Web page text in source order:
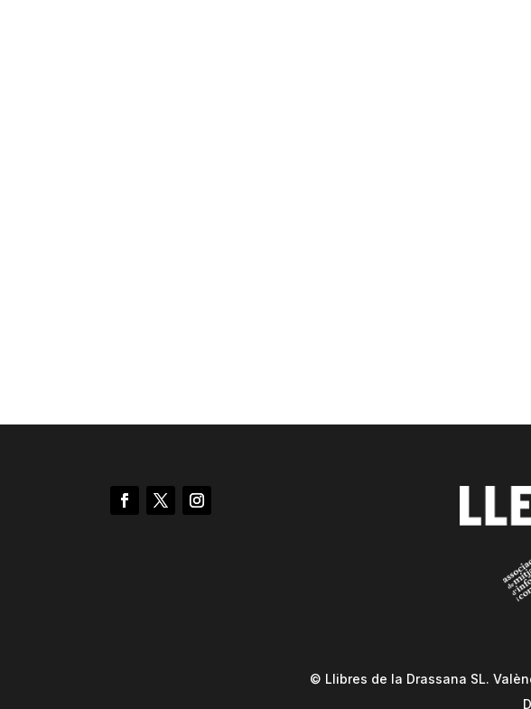
© Llibres de la Drassana SL.